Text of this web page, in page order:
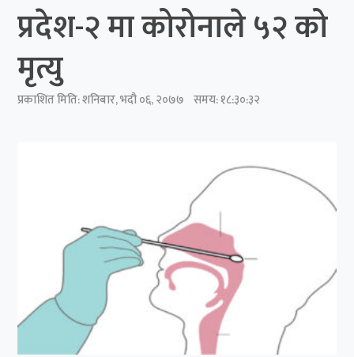
प्रदेश-२ मा कोरोनाले ५२ को
मृत्यु
प्रकाशित मिति:शनिबार, भदौ ०६, २०७७ समय: १८:३०:३२